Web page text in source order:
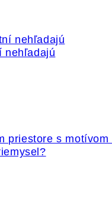
nehľadajú